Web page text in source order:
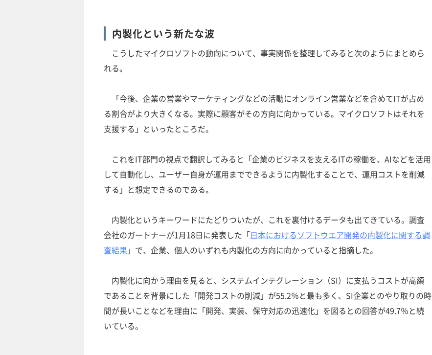
内製化という新たな波
こうしたマイクロソフトの動向について、事実関係を整理してみると次のようにまとめら
れる。
「今後、企業の営業やマーケティングなどの活動にオンライン営業などを含めてITが占め
る割合がより大きくなる。実際に顧客がその方向に向かっている。マイクロソフトはそれを
支援する」といったところだ。
これをIT部門の視点で翻訳してみると「企業のビジネスを支えるITの稼働を、AIなどを活用
して自動化し、ユーザー自身が運用までできるように内製化することで、運用コストを削減
する」と想定できるのである。
内製化というキーワードにたどりついたが、これを裏付けるデータも出てきている。調査
会社のガートナーが1月18日に発表した「日本におけるソフトウエア開発の内製化に関する調
査結果 」で、企業、個人のいずれも内製化の方向に向かっていると指摘した。
内製化に向かう理由を見ると、システムインテグレーション（SI）に支払うコストが高額
であることを背景にした「開発コストの削減」が55.2％と最も多く、SI企業とのやり取りの時
間が長いことなどを理由に「開発、実装、保守対応の迅速化」を図るとの回答が49.7％と続
いている。